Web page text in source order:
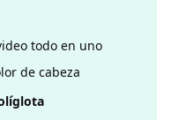
todo en uno
de cabeza